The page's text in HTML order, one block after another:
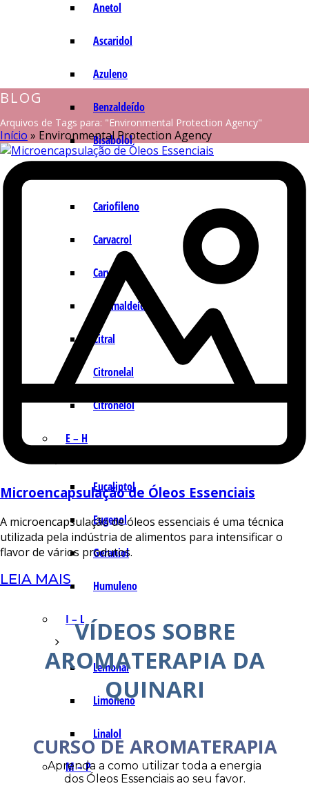
Anetol
Ascaridol
Azuleno
Benzaldeído
Bisabolol
Cariofileno
Carvacrol
Carvona
Cinamaldeído
Citral
Citronelal
Citronelol
E – H
Eucaliptol
Eugenol
Geraniol
Humuleno
I – L
Lemonal
Limoneno
Linalol
M – P
BLOG
Arquivos de Tags para: "Environmental Protection Agency"
Início » Environmental Protection Agency
Microencapsulação de Óleos Essenciais
A microencapsulação de óleos essenciais é uma técnica
utilizada pela indústria de alimentos para intensificar o
flavor de vários produtos.
LEIA MAIS
VÍDEOS SOBRE
AROMATERAPIA DA
QUINARI
CURSO DE AROMATERAPIA
Aprenda a como utilizar toda a energia
dos Óleos Essenciais ao seu favor.